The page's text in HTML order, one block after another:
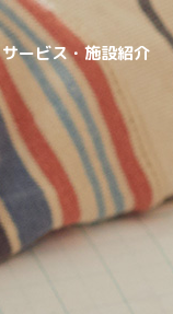
サービス・施設紹介